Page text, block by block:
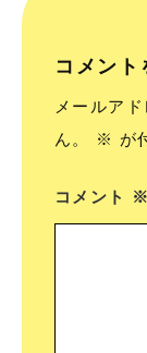
コメント
メールア
ん。
※ が
コメント ※